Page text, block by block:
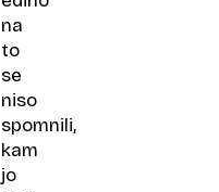
na
to
se
niso
spomnili,
kam
jo